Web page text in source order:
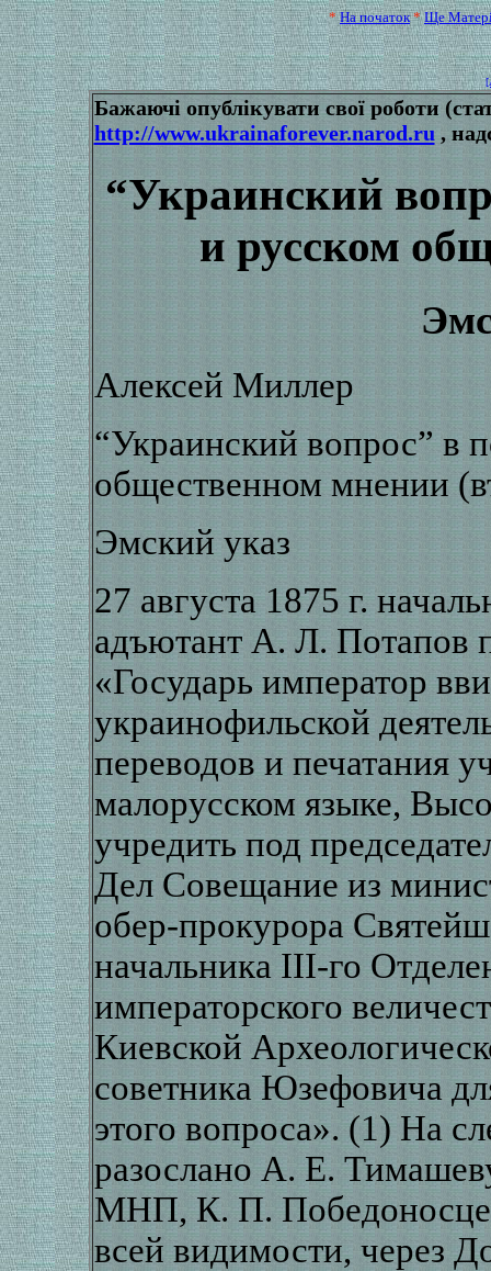
*На початок*Ще
Бажаючі опублікувати свої роботи
http://www.ukrainaforever.narod.ru ,
“Украинский
и русском
Алексей Миллер
“Украинский вопрос” в
общественном мнении
Эмский указ
27 августа 1875 г.
адъютант А. Л. Потапов
«Государь император
украинофильской
переводов и печатания
малорусском языке,
учредить под
Дел Совещание из
обер-прокурора
начальника ІІІ-го
императорского
Киевской
советника Юзефовича
этого вопроса». (1) На
разослано А. Е.
МНП, К. П.
всей видимости, через